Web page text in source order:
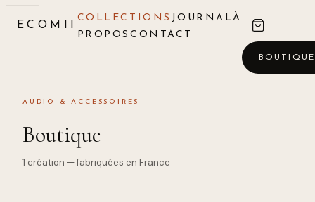
ECOMII
COLLECTIONS JOURNALÀ
PROPOSCONTACT
BOUTIQUE
AUDIO & ACCESSOIRES
Boutique
1 création — fabriquées en France